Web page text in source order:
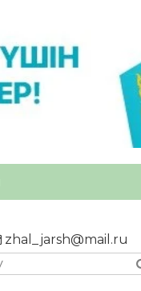
zhal_jarsh@mail.ru